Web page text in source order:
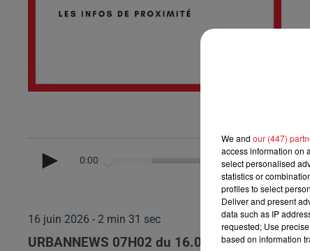
0:00
16 juin 2026 - 2 min 31 sec
URBANNEWS 07H02 du 16.06.2026
We and our (447)
access information on
select personalised
statistics or
profiles to select
Deliver and present
data such as IP
requested; Use
based on information